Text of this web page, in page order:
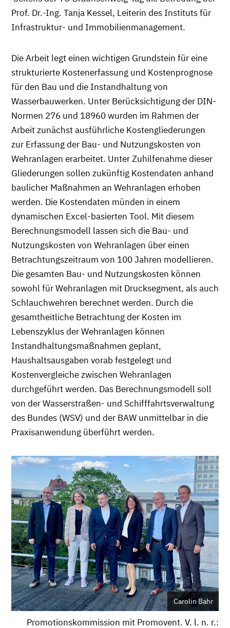
Prof. Dr.-Ing. Tanja Kessel, Leiterin des Instituts für
Infrastruktur- und Immobilienmanagement.
Die Arbeit legt einen wichtigen Grundstein für eine
strukturierte Kostenerfassung und Kostenprognose
für den Bau und die Instandhaltung von
Wasserbauwerken. Unter Berücksichtigung der DIN-
Normen 276 und 18960 wurden im Rahmen der
Arbeit zunächst ausführliche Kostengliederungen
zur Erfassung der Bau- und Nutzungskosten von
Wehranlagen erarbeitet. Unter Zuhilfenahme dieser
Gliederungen sollen zukünftig Kostendaten anhand
baulicher Maßnahmen an Wehranlagen erhoben
werden. Die Kostendaten münden in einem
dynamischen Excel-basierten Tool. Mit diesem
Berechnungsmodell lassen sich die Bau- und
Nutzungskosten von Wehranlagen über einen
Betrachtungszeitraum von 100 Jahren modellieren.
Die gesamten Bau- und Nutzungskosten können
sowohl für Wehranlagen mit Drucksegment, als auch
Schlauchwehren berechnet werden. Durch die
gesamtheitliche Betrachtung der Kosten im
Lebenszyklus der Wehranlagen können
Instandhaltungsmaßnahmen geplant,
Haushaltsausgaben vorab festgelegt und
Kostenvergleiche zwischen Wehranlagen
durchgeführt werden. Das Berechnungsmodell soll
von der Wasserstraßen- und Schifffahrtsverwaltung
des Bundes (WSV) und der BAW unmittelbar in die
Praxisanwendung überführt werden.
Carolin Bahr
Promotionskommission mit Promovent. V. l. n. r.: